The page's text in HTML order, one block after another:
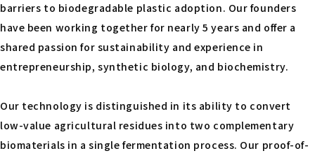
barriers to biodegradable plastic adoption. Our founders
have been working together for nearly 5 years and offer a
shared passion for sustainability and experience in
entrepreneurship, synthetic biology, and biochemistry.
Our technology is distinguished in its ability to convert
low-value agricultural residues into two complementary
biomaterials in a single fermentation process. Our proof-of-